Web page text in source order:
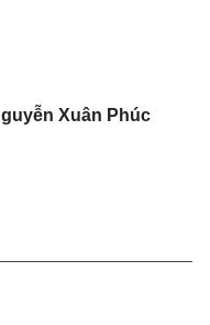
guyễn Xuân Phúc